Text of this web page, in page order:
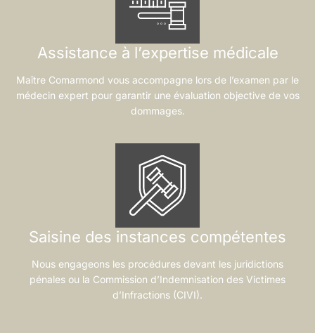
Assistance à l’expertise médicale
Maître Comarmond vous accompagne lors de l’examen par le
médecin expert pour garantir une évaluation objective de vos
dommages.
Saisine des instances compétentes
Nous engageons les procédures devant les juridictions
pénales ou la Commission d’Indemnisation des Victimes
d’Infractions (CIVI).